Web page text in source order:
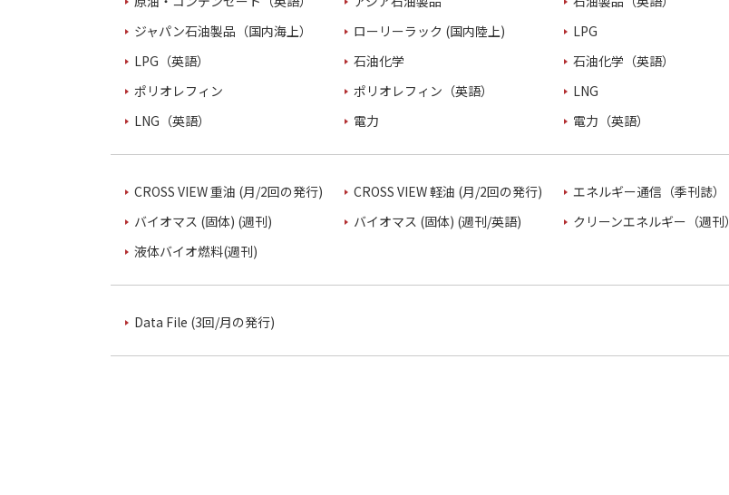
ジャパン石油製品（国内海上）
ローリーラック (国内陸上)
LPG
LPG（英語）
石油化学
石油化学（英語）
ポリオレフィン
ポリオレフィン（英語）
LNG
LNG（英語）
電力 電力（英語）
CROSS VIEW 重油 (月/2回の発行) CROSS VIEW 軽油 (月/2回の発行)
エネルギー通信（季刊誌）
バイオマス (固体) (週刊)
バイオマス (固体) (週刊/英語)
クリーンエネルギー（週刊）
液体バイオ燃料(週刊)
Data File (3回/月の発行)